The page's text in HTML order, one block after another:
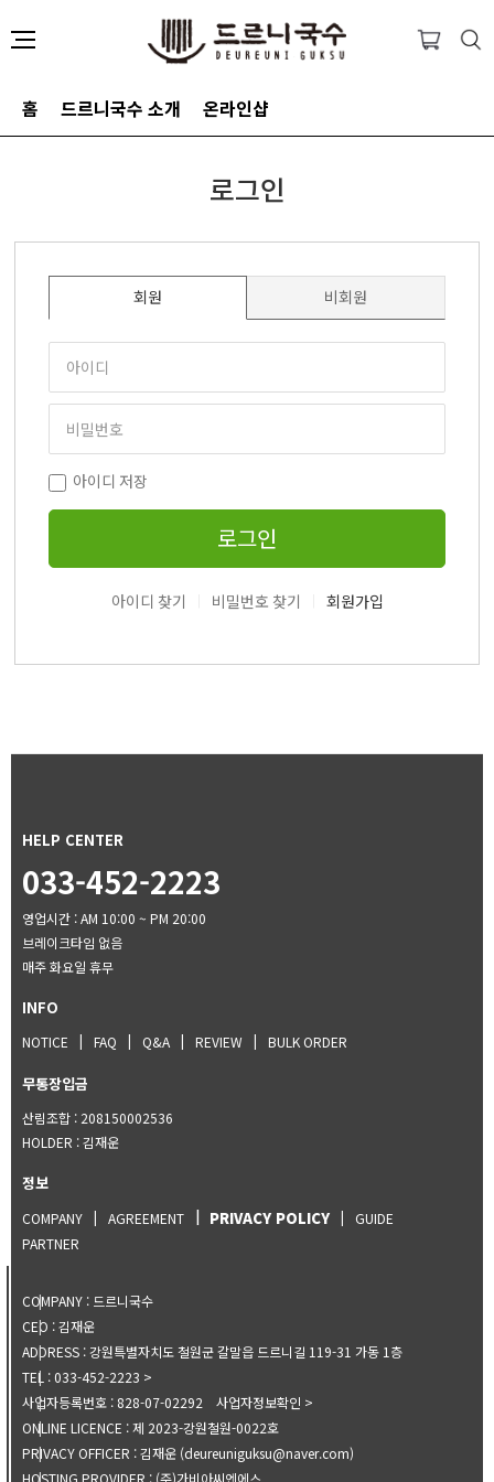
홈 드르니국수 소개 온라인샵
로그인
회원 비회원
아이디 저장
로그인
아이디 찾기 비밀번호 찾기 회원가입
HELP CENTER
033-452-2223
영업시간 : AM 10:00 ~ PM 20:00
브레이크타임 없음
매주 화요일 휴무
INFO
NOTICE FAQ Q&A REVIEW BULK ORDER
무통장입금
산림조합 : 208150002536
HOLDER : 김재운
정보
COMPANY AGREEMENT PRIVACY POLICY
GUIDE
PARTNER
COMPANY : 드르니국수
CEO :김재운
ADDRESS :강원특별자치도 철원군 갈말읍 드르니길 119-31 가동 1층
TEL :033-452-2223
사업자등록번호 : 828-07-02292
사업자정보확인
ONLINE LICENCE :제 2023-강원철원-0022호
PRIVACY OFFICER :김재운 (deureuniguksu@naver.com)
HOSTING PROVIDER : (주)가비아씨엔에스